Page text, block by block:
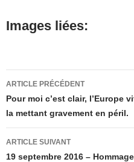
Images liées:
Navigation
des
articles
ARTICLE PRÉCÉDENT
Pour moi c’est clair, l’Europe
la mettant gravement en péril.
ARTICLE SUIVANT
19 septembre 2016 –